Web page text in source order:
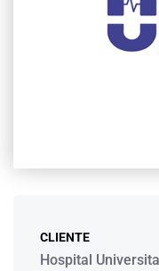
CLIENTE
Hospital